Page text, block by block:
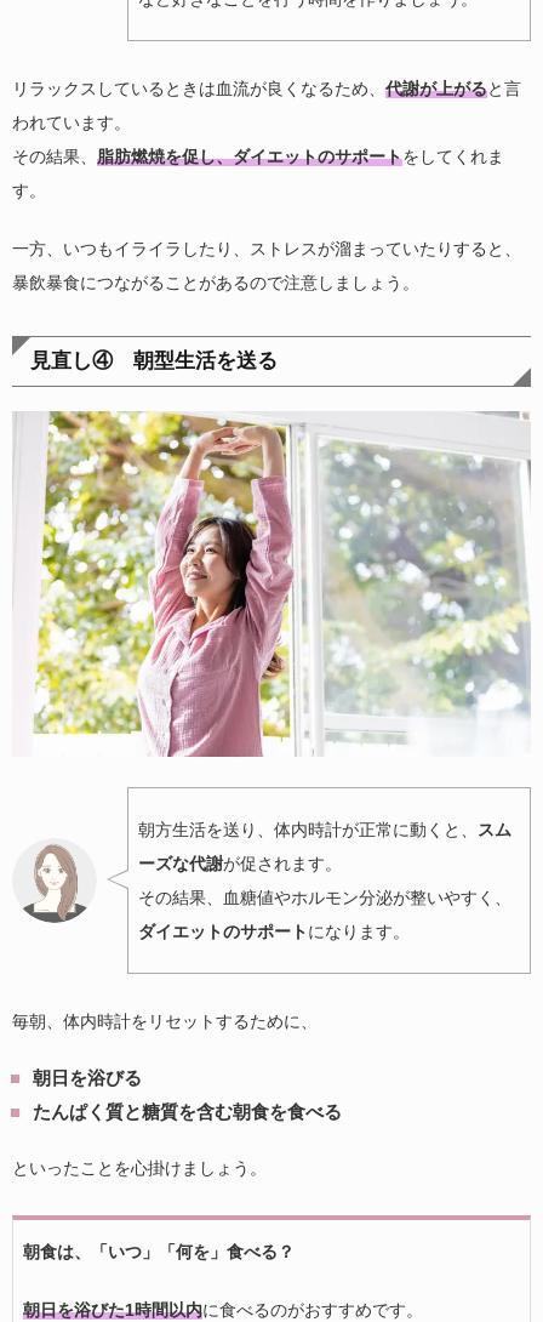
リラックスしているときは血流が良くなるため、 代謝が上がると言
われています。
その結果、 脂肪燃焼を促し、ダイエットのサポートをしてくれま
す。
一方、いつもイライラしたり、ストレスが溜まっていたりすると、
暴飲暴食につながることがあるので注意しましょう。
見直し④ 朝型生活を送る
朝方生活を送り、体内時計が正常に動くと、
スム
ーズな代謝が促されます。
その結果、血糖値やホルモン分泌が整いやすく、
ダイエットのサポートになります。
毎朝、体内時計をリセットするために、
朝日を浴びる
たんぱく質と糖質を含む朝食を食べる
といったことを心掛けましょう。
朝食は、「いつ」「何を」食べる？
朝日を浴びた1時間以内に食べるのがおすすめです。